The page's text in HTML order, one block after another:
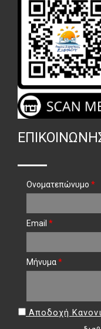
Ονοματεπώνυμο *
Email *
Μήνυμα*
Αποδοχή